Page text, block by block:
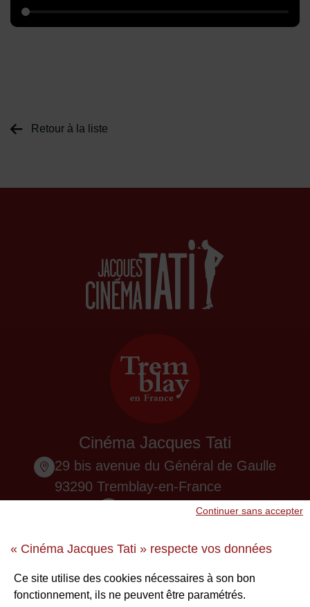
« Cinéma Jacques Tati » respecte vos données
Ce site utilise des cookies nécessaires à son bon
fonctionnement, ils ne peuvent être paramétrés.
Continuer sans accepter
Retour à la liste
Cinéma Jacques Tati
29 bis avenue du Général de Gaulle
93290 Tremblay-en-France
01 48 61 87 55
Ne ratez aucune infos !